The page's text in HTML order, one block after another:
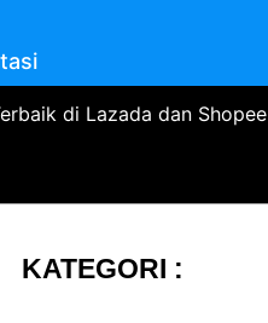
di Lazada dan Shopee
KATEGORI :